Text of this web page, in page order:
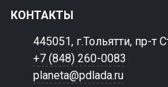
КОНТАКТЫ
445051, г.Тольятти, пр-т
+7 (848) 260-0083
planeta@pdlada.ru